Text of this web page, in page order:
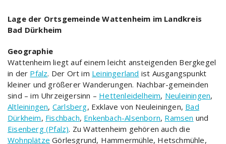
Lage der Ortsgemeinde Wattenheim im Landkreis
Bad Dürkheim
Geographie
Wattenheim liegt auf einem leicht ansteigenden Bergkegel
in der Pfalz. Der Ort im Leiningerland ist Ausgangspunkt
kleiner und größerer Wanderungen. Nachbar-gemeinden
sind – im Uhrzeigersinn – Hettenleidelheim, Neuleiningen,
Altleiningen, Carlsberg, Exklave von Neuleiningen, Bad
Dürkheim, Fischbach, Enkenbach-Alsenborn, Ramsen und
Eisenberg (Pfalz). Zu Wattenheim gehören auch die
Wohnplätze Görlesgrund, Hammermühle, Hetschmühle,